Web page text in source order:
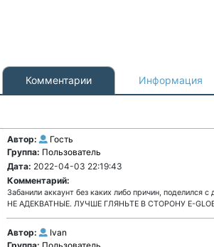
Комментарии Информация
Автор:
Гость
Группа: Пользователь
Дата: 2022-04-03 22:19:43
Комментарий:
Забанили аккаунт без каких либо причин,
НЕ АДЕКВАТНЫЕ. ЛУЧШЕ ГЛЯНЬТЕ В СТОРОНУ E-
Автор:
Ivan